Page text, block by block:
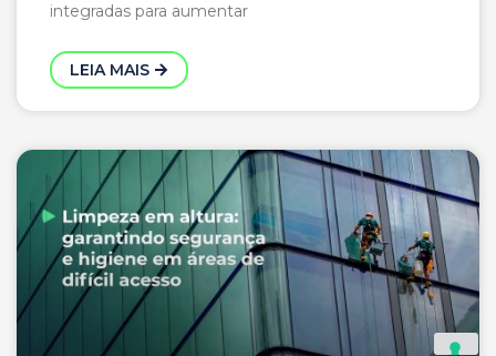
integradas para aumentar
LEIA MAIS